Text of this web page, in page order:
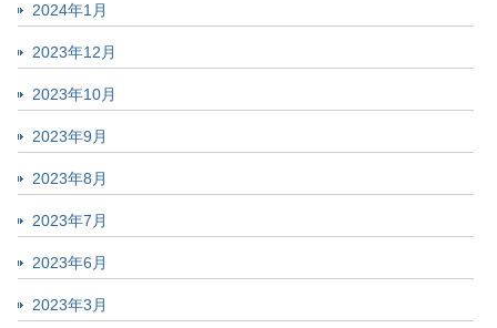
2024年1月
2023年12月
2023年10月
2023年9月
2023年8月
2023年7月
2023年6月
2023年3月